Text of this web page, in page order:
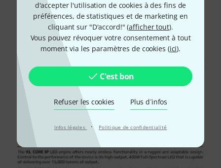
d'accepter l'utilisation de cookies à des fins de
préférences, de statistiques et de marketing en
cliquant sur "D'accord!" (afficher tout).
Vous pouvez révoquer votre consentement à tout
moment via les paramètres de cookies (ici).
C'est bon
Refuser les cookies Plus d´infos
Infos légales · Politique de confidentialité
Tout Téléchargements